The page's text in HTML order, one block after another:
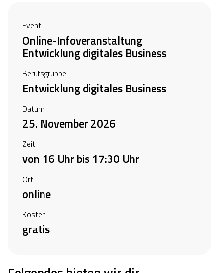
Event
Online-Infoveranstaltung
Entwicklung digitales Business
Berufsgruppe
Entwicklung digitales Business
Datum
25. November 2026
Zeit
von 16 Uhr bis 17:30 Uhr
Ort
online
Kosten
gratis